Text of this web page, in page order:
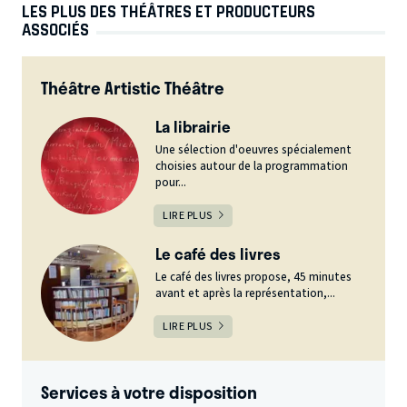
LES PLUS DES THÉÂTRES ET PRODUCTEURS
ASSOCIÉS
Théâtre Artistic Théâtre
La librairie
Une sélection d'oeuvres spécialement
choisies autour de la programmation
pour...
LIRE PLUS
Le café des livres
Le café des livres propose, 45 minutes
avant et après la représentation,...
LIRE PLUS
Services à votre disposition